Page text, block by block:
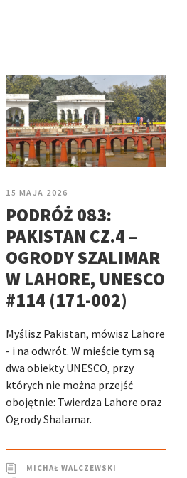
15 MAJA 2026
PODRÓŻ 083:
PAKISTAN CZ.4 –
OGRODY SZALIMAR
W LAHORE, UNESCO
#114 (171-002)
Myślisz Pakistan, mówisz Lahore
- i na odwrót. W mieście tym są
dwa obiekty UNESCO, przy
których nie można przejść
obojętnie: Twierdza Lahore oraz
Ogrody Shalamar.
MICHAŁ WALCZEWSKI